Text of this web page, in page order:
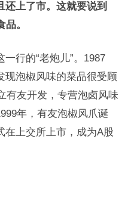
上了市。这就要说到
品。
行的“老炮儿”。1987
现泡椒风味的菜品很受顾
有友开发，专营泡卤风味
年，有友泡椒风爪诞
在上交所上市，成为A股